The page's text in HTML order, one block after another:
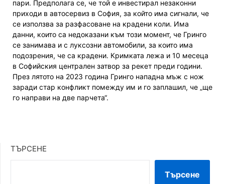
пари. Предполага се, че той е инвестирал незаконни
приходи в автосервиз в София, за който има сигнали, че
се използва за разфасоване на крадени коли. Има
данни, които са недоказани към този момент, че Гринго
се занимава и с луксозни автомобили, за които има
подозрения, че са крадени. Кримката лежа и 10 месеца
в Софийския централен затвор за рекет преди години.
През лятото на 2023 година Гринго нападна мъж с нож
заради стар конфликт помежду им и го заплашил, че „ще
го направи на две парчета“.
ТЪРСЕНЕ
Търсене